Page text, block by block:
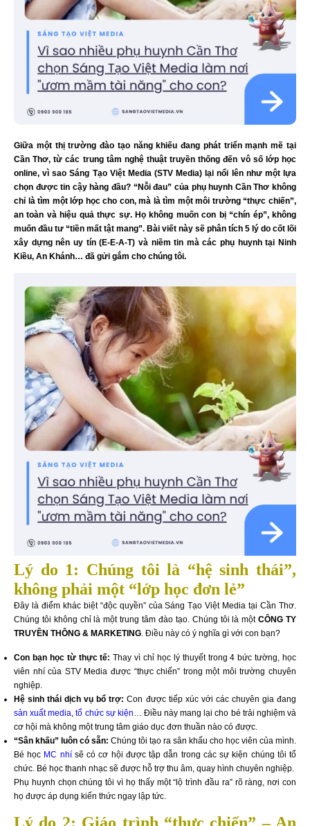
Giữa một thị trường đào tạo năng khiếu đang phát triển mạnh mẽ tại
Cần Thơ, từ các trung tâm nghệ thuật truyền thống đến vô số lớp học
online, vì sao Sáng Tạo Việt Media (STV Media) lại nổi lên như một lựa
chọn được tin cậy hàng đầu? “Nỗi đau” của phụ huynh Cần Thơ không
chỉ là tìm một lớp học cho con, mà là tìm một môi trường “thực chiến”,
an toàn và hiệu quả thực sự. Họ không muốn con bị “chín ép”, không
muốn đầu tư “tiền mất tật mang”. Bài viết này sẽ phân tích 5 lý do cốt lõi
xây dựng nên uy tín (E-E-A-T) và niềm tin mà các phụ huynh tại Ninh
Kiều, An Khánh… đã gửi gắm cho chúng tôi.
Lý do 1: Chúng tôi là “hệ sinh thái”,
không phải một “lớp học đơn lẻ”
Đây là điểm khác biệt “độc quyền” của Sáng Tạo Việt Media tại Cần Thơ.
Chúng tôi không chỉ là một trung tâm đào tạo. Chúng tôi là mộtCÔNG TY
TRUYỀN THÔNG & MARKETING. Điều này có ý nghĩa gì với con bạn?
Con bạn học từ thực tế: Thay vì chỉ học lý thuyết trong 4 bức tường, học
viên nhí của STV Media được “thực chiến” trong một môi trường chuyên
nghiệp.
Hệ sinh thái dịch vụ bổ trợ: Con được tiếp xúc với các chuyên gia đang
sản xuất media ,tổ chức sự kiện … Điều này mang lại cho bé trải nghiệm và
cơ hội mà không một trung tâm giáo dục đơn thuần nào có được.
“Sân khấu” luôn có sẵn: Chúng tôi tạo ra sân khấu cho học viên của mình.
Bé học MC nhísẽ có cơ hội được tập dẫn trong các sự kiện chúng tôi tổ
chức. Bé học thanh nhạc sẽ được hỗ trợ thu âm, quay hình chuyên nghiệp.
Phụ huynh chọn chúng tôi vì họ thấy một “lộ trình đầu ra” rõ ràng, nơi con
họ được áp dụng kiến thức ngay lập tức.